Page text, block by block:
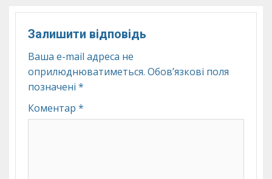
Залишити відповідь
Ваша e-mail адреса не
оприлюднюватиметься. Обов’язкові поля
позначені *
Коментар *